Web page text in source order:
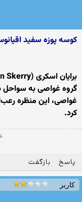
کوسه پوزه‌ سفید
گروه غواصی به سواحل
غواصی، این منظره
کرد.
پاسخ بازگفت
کاربر